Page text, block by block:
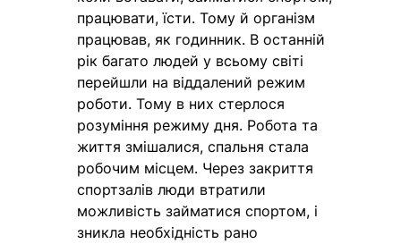
працювати, їсти. Тому й організм
працював, як годинник. В останній
рік багато людей у всьому світі
перейшли на віддалений режим
роботи. Тому в них стерлося
розуміння режиму дня. Робота та
життя змішалися, спальня стала
робочим місцем. Через закриття
спортзалів люди втратили
можливість займатися спортом, і
зникла необхідність рано